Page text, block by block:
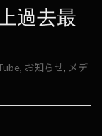
過去最
, お知らせ, メデ